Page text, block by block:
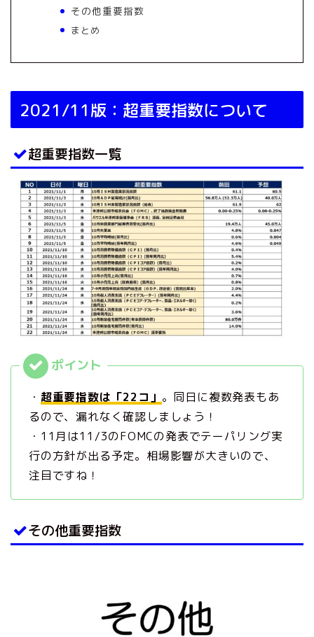
その他重要指数
まとめ
2021/11版：超重要指数について
超重要指数一覧
・ 超重要指数は「22コ」 。同日に複数発表もあ
るので、漏れなく確認しましょう！
・11月は11/3のFOMCの発表でテーパリング実
行の方針が出る予定。相場影響が大きいので、
注目ですね！
その他重要指数